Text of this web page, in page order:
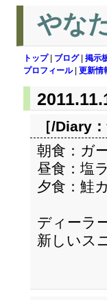
やな
トップ| ブログ| 掲示
プロフィール| 更新情
［/Diary：
朝食：ガ
昼食：塩
夕食：鮭
ディーラ
新しいス